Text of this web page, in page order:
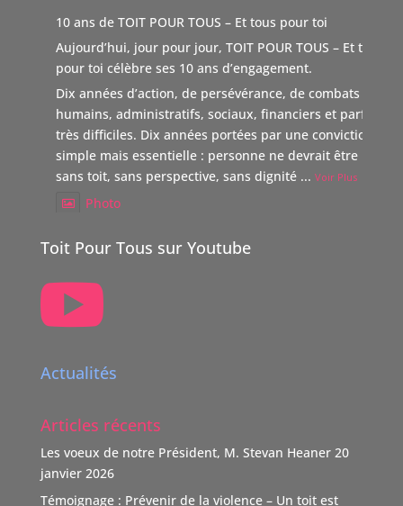
10 ans de TOIT POUR TOUS – Et tous pour toi
Aujourd’hui, jour pour jour, TOIT POUR TOUS – Et tous
pour toi célèbre ses 10 ans d’engagement.
Dix années d’action, de persévérance, de combats
humains, administratifs, sociaux, financiers et parfois
très difficiles. Dix années portées par une conviction
simple mais essentielle : personne ne devrait être laissé
sans toit, sans perspective, sans dignité ... Voir Plus
Photo
TOIT POUR TOUS Suisse
5 mois il y a
POUR TOUS Suisse.
donateur avec une volonté claire : soutenir des causes
humaines, sociales, environnementales et culturelles
qui font la différence."
TOIT POUR TOUS remercie vivement ce soutien,
Toit Pour Tous sur Youtube

Actualités
Articles récents
Les voeux de notre Président, M. Stevan Heaner 20
janvier 2026
Témoignage : Prévenir de la violence – Un toit est